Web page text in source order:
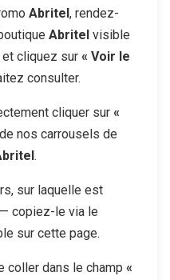
Abritel, rendez-
Abritel visible
cliquez sur « Voir le
consulter.
cliquer sur «
nos carrousels de
.
sur laquelle est
copiez-le via le
sur cette page.
coller dans le champ «